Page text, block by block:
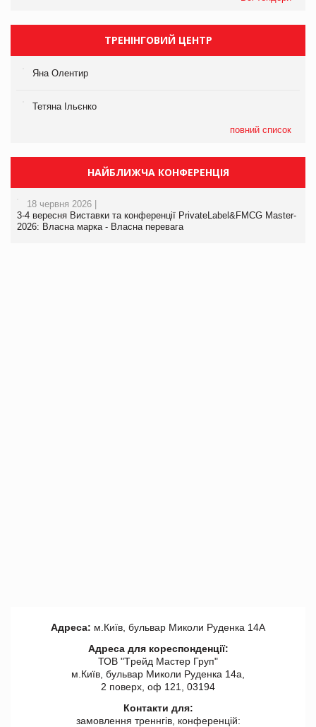
ТРЕНІНГОВИЙ ЦЕНТР
Яна Олентир
Тетяна Ільєнко
повний список
НАЙБЛИЖЧА КОНФЕРЕНЦІЯ
18 червня 2026 |
3-4 вересня Виставки та конференції PrivateLabel&FMCG Master-
2026: Власна марка - Власна перевага
Адреса: м.Київ, бульвар Миколи Руденка 14А
Адреса для кореспонденції:
ТОВ "Tрейд Мастер Груп"
м.Київ, бульвар Миколи Руденка 14а,
2 поверх, оф 121, 03194
Контакти для:
замовлення треннгів, конференцій: